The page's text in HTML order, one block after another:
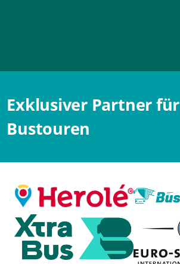
Exklusiver Partner für
Bustouren